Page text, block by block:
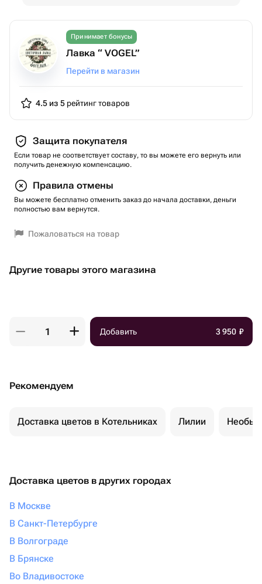
Принимает бонусы
Лавка “ VOGEL”
Перейти в магазин
4.5 из 5 рейтинг товаров
Защита покупателя
Если товар не соответствует составу, то вы можете его вернуть или
получить денежную компенсацию.
Правила отмены
Вы можете бесплатно отменить заказ до начала доставки, деньги
полностью вам вернутся.
Пожаловаться на товар
Другие товары этого магазина
Добавить 3 950 ₽
Рекомендуем
Доставка цветов в Котельниках Лилии
Доставка цветов в других городах
В Москве
В Санкт-Петербурге
В Волгограде
В Брянске
Во Владивостоке